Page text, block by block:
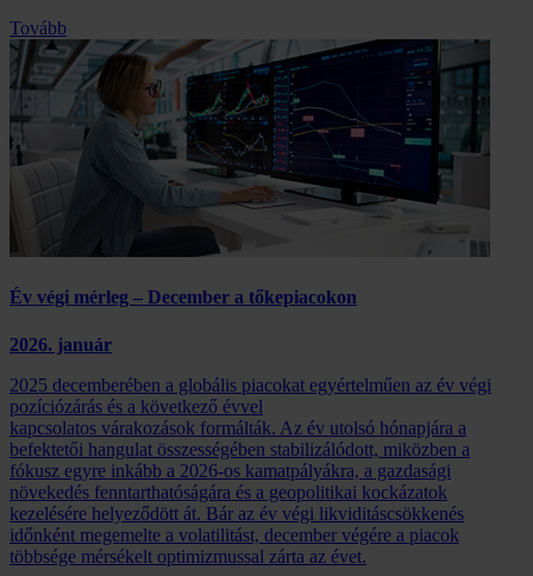
Tovább
Év végi mérleg – December a tőkepiacokon
2026. január
2025 decemberében a globális piacokat egyértelműen az év végi
pozíciózárás és a következő évvel
kapcsolatos várakozások formálták. Az év utolsó hónapjára a
befektetői hangulat összességében stabilizálódott, miközben a
fókusz egyre inkább a 2026-os kamatpályákra, a gazdasági
növekedés fenntarthatóságára és a geopolitikai kockázatok
kezelésére helyeződött át. Bár az év végi likviditáscsökkenés
időnként megemelte a volatilitást, december végére a piacok
többsége mérsékelt optimizmussal zárta az évet.